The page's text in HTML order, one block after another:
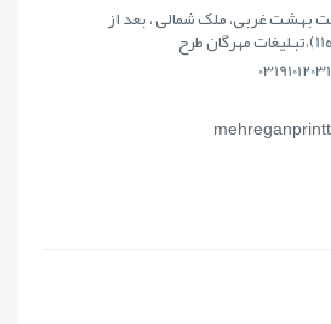
غربی، ملک شمالی ، بعد از